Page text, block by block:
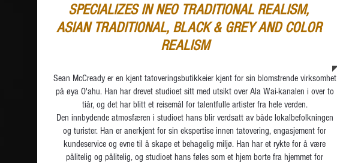
Sean McCready er en kjent tatoveringsbutikkeier kjent for sin blomstrende virksomhet
på øya O'ahu. Han har drevet studioet sitt med utsikt over Ala Wai-kanalen i over to
tiår, og det har blitt et reisemål for talentfulle artister fra hele verden.
Den innbydende atmosfæren i studioet hans blir verdsatt av både lokalbefolkningen
og turister. Han er anerkjent for sin ekspertise innen tatovering, engasjement for
kundeservice og evne til å skape et behagelig miljø. Han har et rykte for å være
pålitelig og pålitelig, og studioet hans føles som et hjem borte fra hjemmet for
SPECIALIZES IN NEO TRADITIONAL REALISM,
ASIAN TRADITIONAL, BLACK & GREY AND COLOR
REALISM